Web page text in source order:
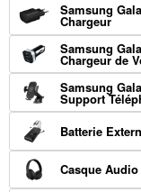
Samsung
Chargeur
Samsung
Chargeur de
Samsung
Support
Batterie
Casque Audio